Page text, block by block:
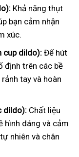
Khả năng thụt
bạn cảm nhận
xúc.
cup dildo): Đế hút
định trên các bề
tay và hoàn
dildo): Chất liệu
hình dáng và cảm
nhiên và chân